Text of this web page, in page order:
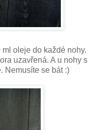
oleje do každé nohy.
uzavřená. A u nohy s
Nemusíte se bát :)